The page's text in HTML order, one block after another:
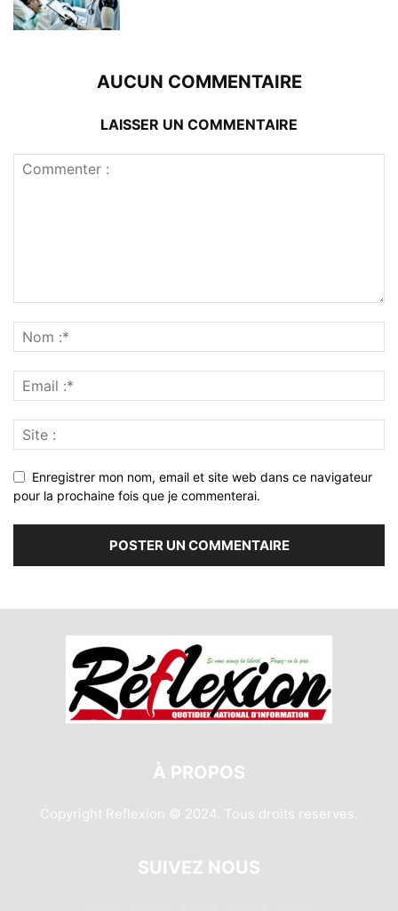
AUCUN COMMENTAIRE
LAISSER UN COMMENTAIRE
Enregistrer mon nom, email et site web dans ce navigateur
pour la prochaine fois que je commenterai.
À PROPOS
Copyright Reflexion © 2024. Tous droits reserves.
SUIVEZ NOUS